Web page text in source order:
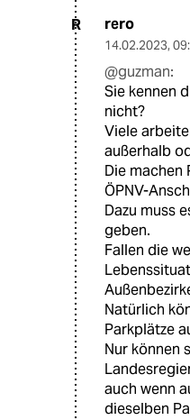
R rero
14.02.2023,
@guzman:
Sie kennen
nicht?
Viele
außerhalb
Die machen
ÖPNV-
Dazu muss
geben.
Fallen die
Natürlich
Parkplätze
Nur können
auch wenn
dieselben